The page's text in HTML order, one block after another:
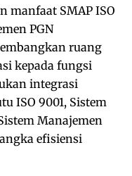
manfaat SMAP ISO
PGN
ruang
kepada fungsi
integrasi
ISO 9001, Sistem
Manajemen
efisiensi